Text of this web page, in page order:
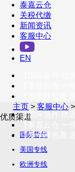
订阅号
客户服务热线
400-098-5699
联系我们
泰嘉云仓
关税代缴
新闻资讯
客服中心
EN
【国际急件 优
【发全球包裹
主页 >客服中心
优质渠道
国际货代
美国专线
欧洲专线